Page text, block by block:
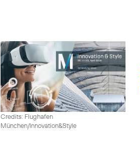
Credits: Flughafen
München/Innovation&Style